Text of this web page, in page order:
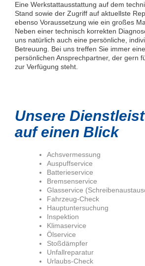
Eine Werkstattausstattung auf dem
Stand sowie der Zugriff auf aktuellste
ebenso Voraussetzung wie ein großes
Neben einer technisch korrekten
uns natürlich auch eine persönliche,
Betreuung. Bei uns treffen Sie immer
persönlichen Ansprechpartner, der gern
zur Verfügung steht.
Unsere
auf einen Blick
Achsvermessung
Auspuffservice
Batterieservice
Bremsenservice
Glasservice
Fahrzeug-Check
Hauptuntersuchung
Inspektion
Klimaservice
Ölservice
Stoßdämpfer
Unfallreparatur
Urlaubs-Check